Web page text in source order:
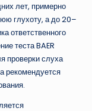
лет, примерно
глухоту, а до 20–
ответственного
теста BAER
слуха
рекомендуется